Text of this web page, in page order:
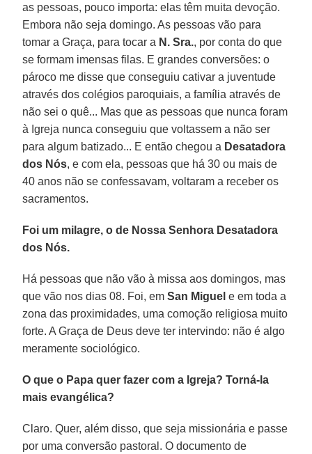
as pessoas, pouco importa: elas têm muita devoção.
Embora não seja domingo. As pessoas vão para
tomar a Graça, para tocar a N. Sra., por conta do que
se formam imensas filas. E grandes conversões: o
pároco me disse que conseguiu cativar a juventude
através dos colégios paroquiais, a família através de
não sei o quê... Mas que as pessoas que nunca foram
à Igreja nunca conseguiu que voltassem a não ser
para algum batizado... E então chegou a Desatadora
dos Nós, e com ela, pessoas que há 30 ou mais de
40 anos não se confessavam, voltaram a receber os
sacramentos.
Foi um milagre, o de Nossa Senhora Desatadora
dos Nós.
Há pessoas que não vão à missa aos domingos, mas
que vão nos dias 08. Foi, em San Miguel e em toda a
zona das proximidades, uma comoção religiosa muito
forte. A Graça de Deus deve ter intervindo: não é algo
meramente sociológico.
O que o Papa quer fazer com a Igreja? Torná-la
mais evangélica?
Claro. Quer, além disso, que seja missionária e passe
por uma conversão pastoral. O documento de